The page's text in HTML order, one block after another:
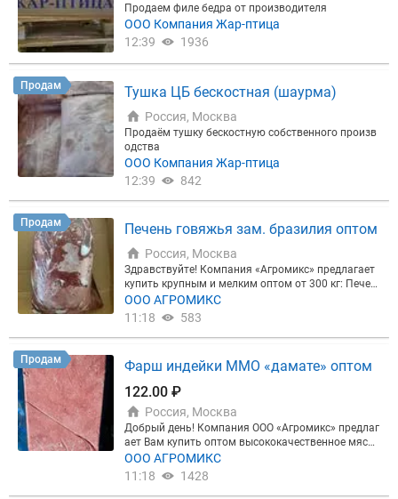
Продаем филе бедра от производителя
ООО Компания Жар-птица
12:39
1936
Продам Тушка ЦБ бескостная (шаурма)
Россия, Москва
Продаём тушку бескостную собственного произв
одства
ООО Компания Жар-птица
12:39
842
Продам Печень говяжья зам. бразилия оптом
Россия, Москва
Здравствуйте! Компания «Агромикс» предлагает
купить крупным и мелким оптом от 300 кг: Печен
ь говяжью замороженную от производителя из Б
разилии, Friboy, завод №4268. Вес нетто: ~23 кг. Д
24 месяца. Отгрузка со склада в Москве, ул. Ряби
бинат №14). Добро пожаловать!
ООО АГРОМИКС
11:18
583
Продам
Фарш индейки ММО «дамате» оптом
122.00 ₽
Россия, Москва
Добрый день! Компания ООО «Агромикс» предлаг
ает Вам купить оптом высококачественное мясо
птицы, а именно: Фарш индейки ММО (Мясо меха
нической обвалки), замороженное, в монолитах
ООО АГРОМИКС
11:18
1428